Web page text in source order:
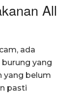
All
ada
yang
yang belum
pasti